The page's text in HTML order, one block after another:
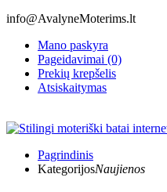
info@AvalyneMoterims.lt
Mano paskyra
Pageidavimai (0)
Prekių krepšelis
Atsiskaitymas
Pagrindinis
KategorijosNaujienos